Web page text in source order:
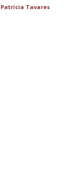
Patricia Tavares